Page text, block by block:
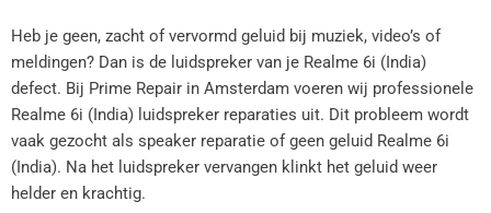
Heb je geen, zacht of vervormd geluid bij muziek, video’s of
meldingen? Dan is de luidspreker van je Realme 6i (India)
defect. Bij Prime Repair in Amsterdam voeren wij professionele
Realme 6i (India) luidspreker reparaties uit. Dit probleem wordt
vaak gezocht als speaker reparatie of geen geluid Realme 6i
(India). Na het luidspreker vervangen klinkt het geluid weer
helder en krachtig.